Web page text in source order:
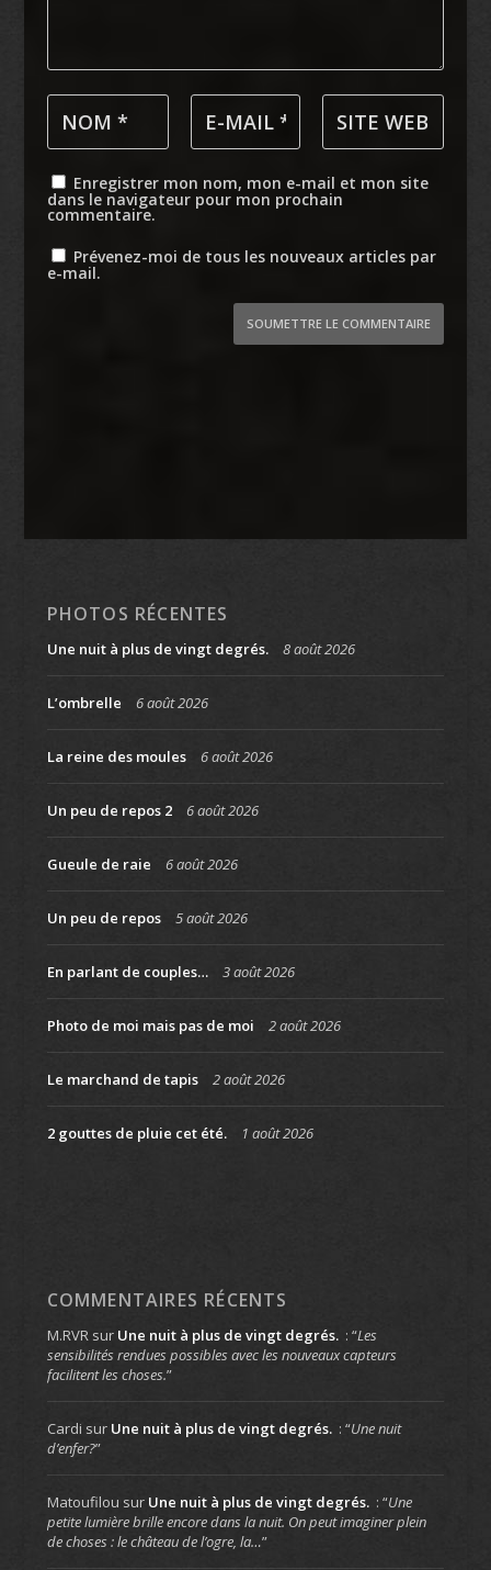
Enregistrer mon nom, mon e-mail et mon site
dans le navigateur pour mon prochain
commentaire.
Prévenez-moi de tous les nouveaux articles par
e-mail.
SOUMETTRE LE COMMENTAIRE
PHOTOS RÉCENTES
Une nuit à plus de vingt degrés. 8 août 2026
L’ombrelle 6 août 2026
La reine des moules 6 août 2026
Un peu de repos 2 6 août 2026
Gueule de raie 6 août 2026
Un peu de repos 5 août 2026
En parlant de couples… 3 août 2026
Photo de moi mais pas de moi 2 août 2026
Le marchand de tapis 2 août 2026
2 gouttes de pluie cet été. 1 août 2026
COMMENTAIRES RÉCENTS
M.RVRsur Une nuit à plus de vingt degrés. : “Les
sensibilités rendues possibles avec les nouveaux capteurs
facilitent les choses.”
Cardi sur Une nuit à plus de vingt degrés. : “Une nuit
d’enfer?”
Matoufilou sur Une nuit à plus de vingt degrés. : “Une
petite lumière brille encore dans la nuit. On peut imaginer plein
de choses : le château de l’ogre, la…”